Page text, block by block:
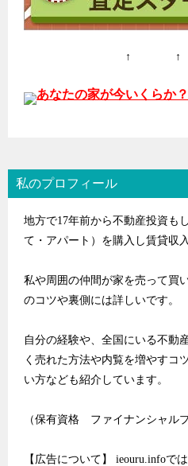
↑
あなたの家が今いくらか
私のプロフィール
地方で17年前から不動産投資も
て・アパート）を購入し賃貸収
私や周囲の仲間が家を売って買
のコツや裏側には詳しいです。
自分の経験や、全国にいる不動
く売れた方法や内覧を増やすコ
い方なども紹介しています。
（保有資格 ファイナンシャル
【広告について】 ieouru.infoで